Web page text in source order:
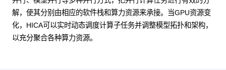
解，使其分别由相应的软件栈和算力资源来承接。当GPU资源变
化，HICA可以实时动态调度计算子任务并调整模型拓扑和架构，
以充分聚合各种算力资源。